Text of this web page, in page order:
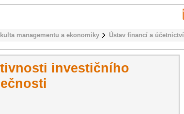
managementu a ekonomiky Ústav financí a účetnictví
investičního